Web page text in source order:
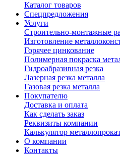
Каталог товаров
Спецпредложения
Услуги
Строительно-монтажные
Изготовление
Горячее цинкование
Полимерная покраска
Гидроабразивная резка
Лазерная резка металла
Газовая резка металла
Покупателю
Доставка и оплата
Как сделать заказ
Реквизиты компании
Калькулятор
О компании
Контакты